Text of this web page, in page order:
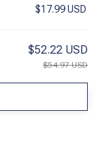
$17.99 USD
$52.22 USD
$54.97 USD